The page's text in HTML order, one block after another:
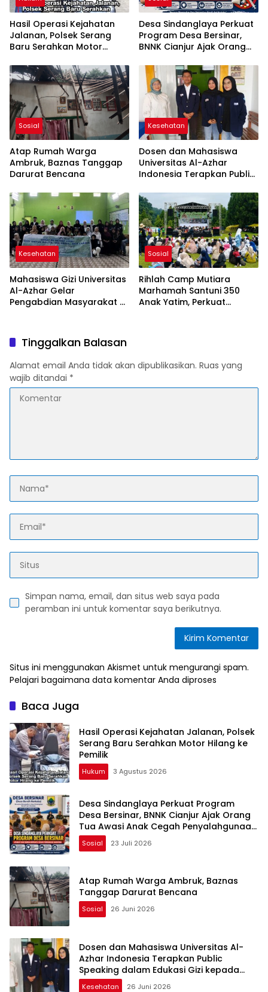
Hasil Operasi Kejahatan
Jalanan, Polsek Serang
Baru Serahkan Motor
Desa Sindanglaya Perkuat
Program Desa Bersinar,
BNNK Cianjur Ajak Orang
Penyalahgunaan Narkoba
Sosial
Atap Rumah Warga
Ambruk, Baznas Tanggap
Darurat Bencana
Kesehatan
Dosen dan Mahasiswa
Universitas Al-Azhar
Indonesia Terapkan Public
Gizi kepada Masyarakat
Cianjur
Kesehatan
Mahasiswa Gizi Universitas
Al-Azhar Gelar
Pengabdian Masyarakat di
Sosial
Rihlah Camp Mutiara
Marhamah Santuni 350
Anak Yatim, Perkuat
Tinggalkan Balasan
Alamat email Anda tidak akan dipublikasikan. Ruas yang
wajib ditandai *
Simpan nama, email, dan situs web saya pada
peramban ini untuk komentar saya berikutnya.
Situs ini menggunakan Akismet untuk mengurangi spam.
Pelajari bagaimana data komentar Anda diproses
Baca Juga
Hasil Operasi Kejahatan Jalanan, Polsek
Serang Baru Serahkan Motor Hilang ke
Pemilik
Hukum 3 Agustus 2026
Desa Sindanglaya Perkuat Program
Desa Bersinar, BNNK Cianjur Ajak Orang
Tua Awasi Anak Cegah Penyalahgunaan
Narkoba
Sosial 23 Juli 2026
Atap Rumah Warga Ambruk, Baznas
Tanggap Darurat Bencana
Sosial 26 Juni 2026
Dosen dan Mahasiswa Universitas Al-
Azhar Indonesia Terapkan Public
Speaking dalam Edukasi Gizi kepada
Masyarakat Cianjur
Kesehatan 26 Juni 2026